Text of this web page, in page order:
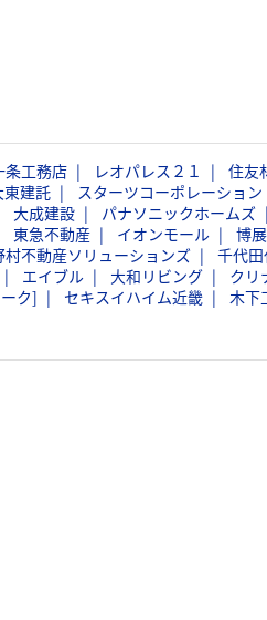
条工務店 レオパレス２１
住友
東建託 スターツコーポレーション
大成建設 パナソニックホームズ
東急不動産 イオンモール 博展
村不動産ソリューションズ
千代
エイブル 大和リビング
クリ
ク] セキスイハイム近畿 木下